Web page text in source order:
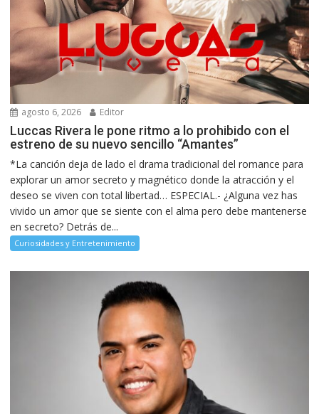
agosto 6, 2026 Editor
Luccas Rivera le pone ritmo a lo prohibido con el
estreno de su nuevo sencillo “Amantes”
*La canción deja de lado el drama tradicional del romance para
explorar un amor secreto y magnético donde la atracción y el
deseo se viven con total libertad… ESPECIAL.- ¿Alguna vez has
vivido un amor que se siente con el alma pero debe mantenerse
en secreto? Detrás de...
Curiosidades y Entretenimiento